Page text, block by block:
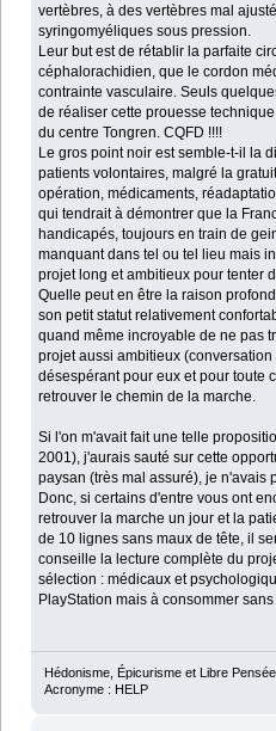
vertèbres, à des vertèbres mal
syringomyéliques sous pression.
Leur but est de rétablir la parfaite
céphalorachidien, que le cordon
contrainte vasculaire. Seuls
de réaliser cette prouesse
du centre Tongren. CQFD !!!!
Le gros point noir est semble-t-il la
patients volontaires, malgré la
opération, médicaments,
qui tendrait à démontrer que la
handicapés, toujours en train de
manquant dans tel ou tel lieu mais
projet long et ambitieux pour tenter
Quelle peut en être la raison
son petit statut relativement
quand même incroyable de ne pas
projet aussi ambitieux
désespérant pour eux et pour toute
retrouver le chemin de la marche.
Si l'on m'avait fait une telle
2001), j'aurais sauté sur cette
paysan (très mal assuré), je n'avais
Donc, si certains d'entre vous ont
retrouver la marche un jour et la
de 10 lignes sans maux de tête, il
conseille la lecture complète du
sélection : médicaux et
PlayStation mais à consommer
Hédonisme, Épicurisme et Libre Pensée
Acronyme : HELP